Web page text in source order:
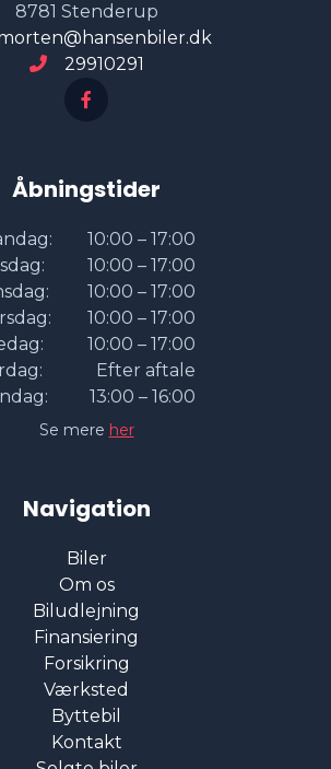
8781 Stenderup
29910291
Åbningstider
10:00 – 17:00
10:00 – 17:00
10:00 – 17:00
10:00 – 17:00
10:00 – 17:00
Efter aftale
13:00 – 16:00
Se mere her
Navigation
Biler
Om os
Biludlejning
Finansiering
Forsikring
Værksted
Byttebil
Kontakt